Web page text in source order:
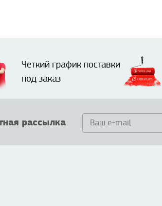
Четкий график поставки
под заказ
рассылка